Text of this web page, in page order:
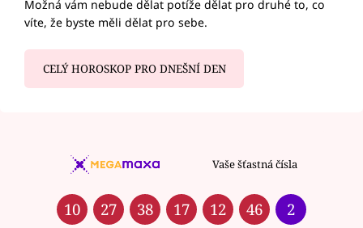
Možná vám nebude dělat potíže dělat pro druhé to, co
víte, že byste měli dělat pro sebe.
CELÝ HOROSKOP PRO DNEŠNÍ DEN
Vaše šťastná čísla
10 27 38 17 12 46 2